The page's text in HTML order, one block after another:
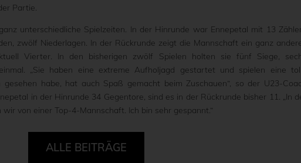
Partie.
unterschiedliche Spielzeiten. In der Hinrunde war Ennepetal mit 13
zwölf Niederlagen. In der Rückrunde zeigt die Mannschaft ein ganz
Vierter. In den bisherigen zwölf Spielen holten sie fünf Siege,
„Sie haben eine extreme Aufholjagd gestartet und spielen eine
habe, hat auch Spaß gemacht beim Zuschauen“, so der U23-
in der Hinrunde 34 Gegentore, sind es in der Rückrunde bisher 11. „In
von einer Top-4-Mannschaft. Ich bin sehr gespannt.“
ALLE BEITRÄGE